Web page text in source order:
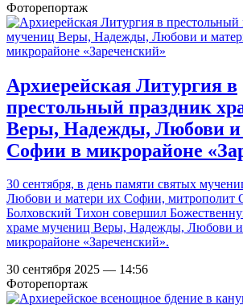
Фоторепортаж
Архиерейская Литургия в
престольный праздник
Веры, Надежды, Любови и
Софии в микрорайоне
30 сентября, в день памяти святых
Любови и матери их Софии, митрополит
Болховский Тихон совершил
храме мучениц Веры, Надежды, Любови
микрорайоне «Зареченский».
30 сентября 2025 — 14:56
Фоторепортаж